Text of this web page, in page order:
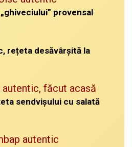
provensal
rețeta desăvârșită la
sendvișului cu salată